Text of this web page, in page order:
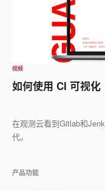
视频
如何使用 CI 可视化
在观测云看到Gitlab和
代。
产品功能